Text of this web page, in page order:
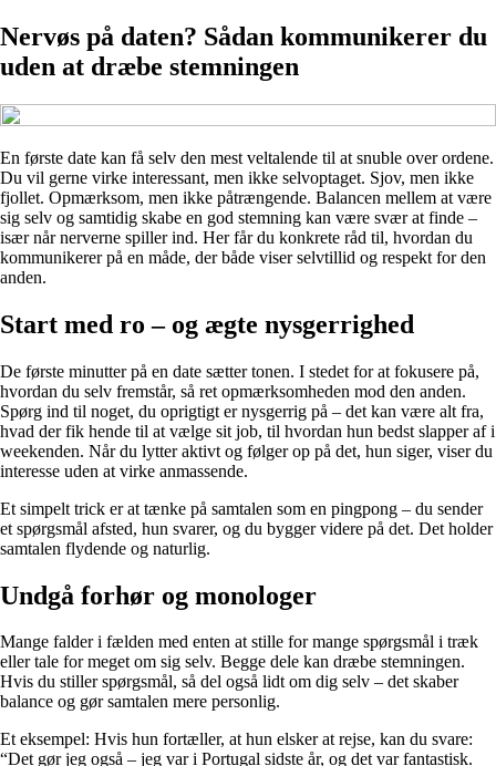
Nervøs på daten? Sådan kommunikerer du
uden at dræbe stemningen
En første date kan få selv den mest veltalende til at snuble over ordene.
Du vil gerne virke interessant, men ikke selvoptaget. Sjov, men ikke
fjollet. Opmærksom, men ikke påtrængende. Balancen mellem at være
sig selv og samtidig skabe en god stemning kan være svær at finde –
især når nerverne spiller ind. Her får du konkrete råd til, hvordan du
kommunikerer på en måde, der både viser selvtillid og respekt for den
anden.
Start med ro – og ægte nysgerrighed
De første minutter på en date sætter tonen. I stedet for at fokusere på,
hvordan du selv fremstår, så ret opmærksomheden mod den anden.
Spørg ind til noget, du oprigtigt er nysgerrig på – det kan være alt fra,
hvad der fik hende til at vælge sit job, til hvordan hun bedst slapper af i
weekenden. Når du lytter aktivt og følger op på det, hun siger, viser du
interesse uden at virke anmassende.
Et simpelt trick er at tænke på samtalen som en pingpong – du sender
et spørgsmål afsted, hun svarer, og du bygger videre på det. Det holder
samtalen flydende og naturlig.
Undgå forhør og monologer
Mange falder i fælden med enten at stille for mange spørgsmål i træk
eller tale for meget om sig selv. Begge dele kan dræbe stemningen.
Hvis du stiller spørgsmål, så del også lidt om dig selv – det skaber
balance og gør samtalen mere personlig.
Et eksempel: Hvis hun fortæller, at hun elsker at rejse, kan du svare:
“Det gør jeg også – jeg var i Portugal sidste år, og det var fantastisk.